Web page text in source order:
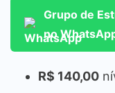
Grupo de
no
R$ 140,00